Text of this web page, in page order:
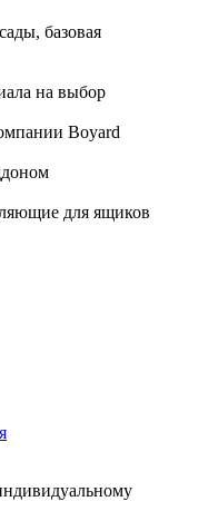
базовая
на выбор
Boyard
для ящиков